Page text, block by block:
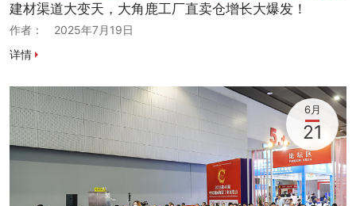
建材渠道大变天，大角鹿工厂直卖仓增长大爆发！
作者： 2025年7月19日
详情
6月
21